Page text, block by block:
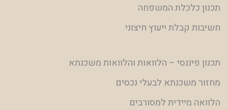
תכנון כלכלת המשפחה
חשיבות קבלת ייעוץ חיצוני
תכנון פיננסי – הלוואות והלוואות משכנתא
מחזור משכנתא לבעלי נכסים
הלוואה מיידית למסורבים